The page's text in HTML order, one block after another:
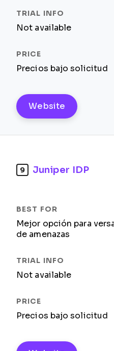
Not available
Precios bajo solicitud
Website
9 Juniper IDP
Mejor opción para
de amenazas
Not available
Precios bajo solicitud